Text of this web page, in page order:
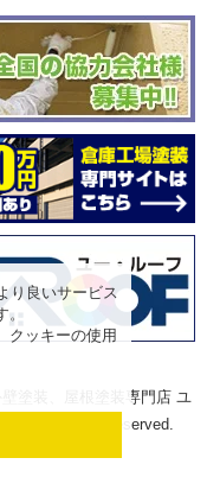
り良いサービス
。
クッキーの使用
塗装、屋根塗装専門店 ユ
ン) All Rights Reserved.